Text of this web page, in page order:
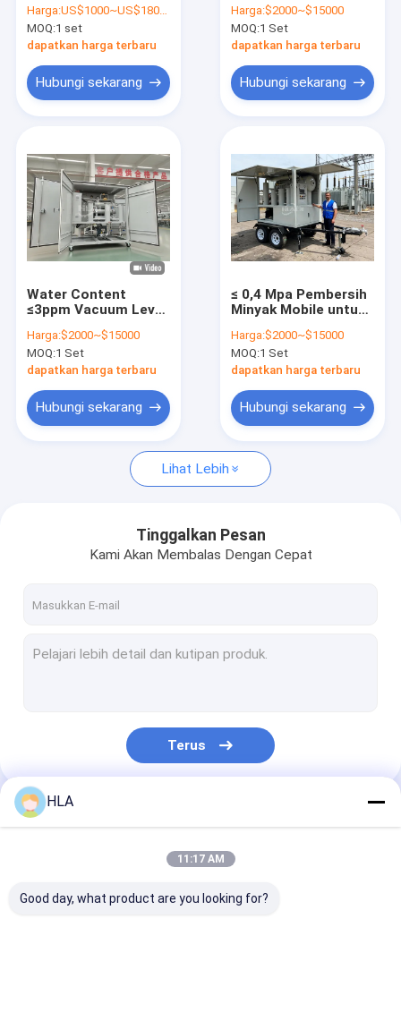
Produk
Tentang kami
Tur Pabrik
Berita
Permintaan Penawaran
Mesin Pembersih Minyak Transformator
Pembersih oli ponsel
pembersih minyak lube
Sentrifugal Pembersih minyak
Kekosongan Pembersih minyak
NAS 6 untuk Minyak
Bersih dan Murni
Harga:US$1000~US$18000
MOQ:1 set
dapatkan harga terbaru
Hubungi sekarang
≤3ppm and Pressure
≤0.4 Mpa
Harga:$2000~$15000
MOQ:1 Set
dapatkan harga terbaru
Hubungi sekarang
Water Content
≤3ppm Vacuum Level
Device of Mobile Oil
Purifier with Design
and Performance
Harga:$2000~$15000
MOQ:1 Set
dapatkan harga terbaru
Hubungi sekarang
≤ 0,4 Mpa Pembersih
Minyak Mobile untuk
Berat 20-80C Mode
Operasi Manual
Otomatis
Harga:$2000~$15000
MOQ:1 Set
dapatkan harga terbaru
Hubungi sekarang
Lihat Lebih
Tinggalkan Pesan
Kami Akan Membalas Dengan Cepat
Terus
Kategori Kami
HLA
11:17 AM
Good day, what product are you looking for?